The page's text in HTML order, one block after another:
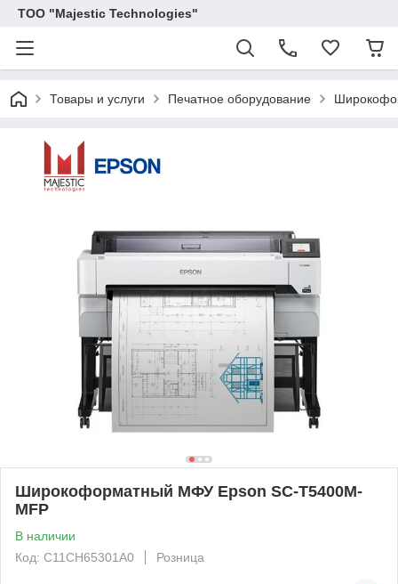
ТОО "Majestic Technologies"
Товары и услуги Печатное оборудование
Широкоформатный МФУ Epson SC-T5400M-
MFP
В наличии
Код: C11CH65301A0
Розница